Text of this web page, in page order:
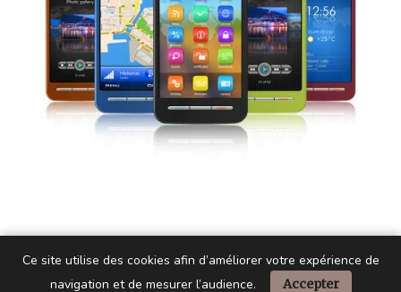
Ce site utilise des cookies afin d’améliorer votre expérience de
navigation et de mesurer l’audience.
Accepter